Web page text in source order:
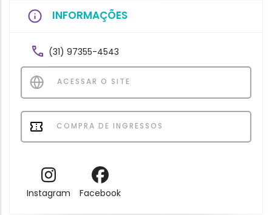
INFORMAÇÕES
(31) 97355-4543
ACESSAR O SITE
COMPRA DE INGRESSOS
Instagram Facebook